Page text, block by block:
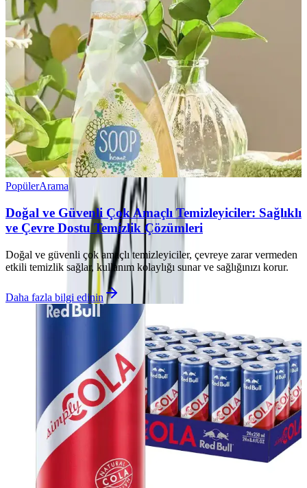
PopülerArama
Doğal ve Güvenli Çok Amaçlı Temizleyiciler: Sağlıklı
ve Çevre Dostu Temizlik Çözümleri
Doğal ve güvenli çok amaçlı temizleyiciler, çevreye zarar vermeden
etkili temizlik sağlar, kullanım kolaylığı sunar ve sağlığınızı korur.
Daha fazla bilgi edinin